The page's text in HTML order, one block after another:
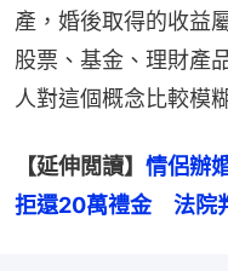
產，婚後取得的收益
股票、基金、理財產
人對這個概念比較模
【延伸閲讀】 情侶辦
拒還20萬禮金　法院